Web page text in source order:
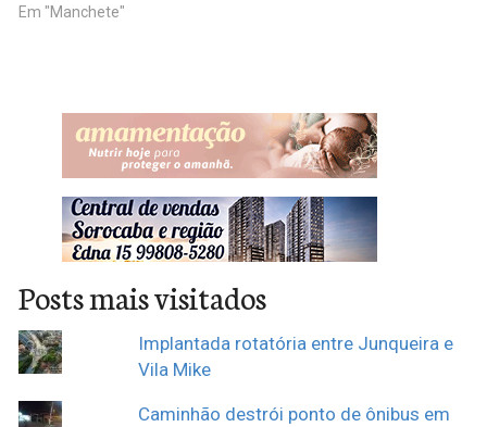
Em "Manchete"
Posts mais visitados
Implantada rotatória entre Junqueira e
Vila Mike
Caminhão destrói ponto de ônibus em